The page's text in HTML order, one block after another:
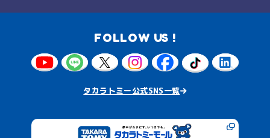
FOLLOW US !
タカラトミー公式SNS一覧